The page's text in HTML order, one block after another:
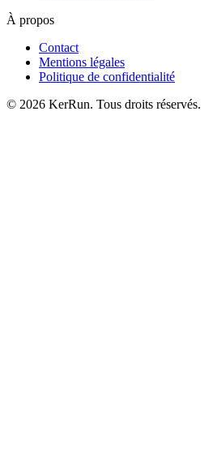
À propos
Contact
Mentions légales
Politique de confidentialité
© 2026 KerRun. Tous droits réservés.